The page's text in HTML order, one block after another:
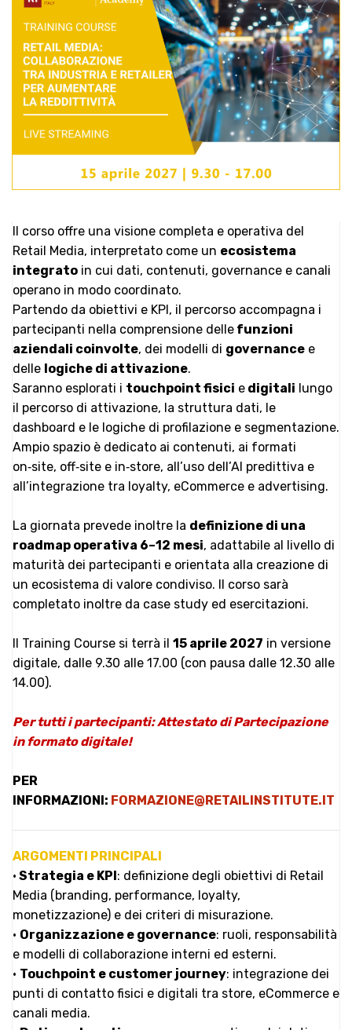
Il corso offre una visione completa e operativa del
Retail Media, interpretato come un ecosistema
integrato in cui dati, contenuti, governance e canali
operano in modo coordinato.
Partendo da obiettivi e KPI, il percorso accompagna i
partecipanti nella comprensione delle funzioni
aziendali coinvolte, dei modelli di governance e
delle logiche di attivazione.
Saranno esplorati i touchpoint fisici e digitali lungo
il percorso di attivazione, la struttura dati, le
dashboard e le logiche di profilazione e segmentazione.
Ampio spazio è dedicato ai contenuti, ai formati
on‑site, off‑site e in‑store, all’uso dell’AI predittiva e
all’integrazione tra loyalty, eCommerce e advertising.
La giornata prevede inoltre la definizione di una
roadmap operativa 6–12 mesi, adattabile al livello di
maturità dei partecipanti e orientata alla creazione di
un ecosistema di valore condiviso. Il corso sarà
completato inoltre da case study ed esercitazioni.
Il Training Course si terrà il 15 aprile 2027 in versione
digitale, dalle 9.30 alle 17.00 (con pausa dalle 12.30 alle
14.00).
Per tutti i partecipanti: Attestato di Partecipazione
in formato digitale!
PER
INFORMAZIONI: FORMAZIONE@RETAILINSTITUTE.IT
ARGOMENTI PRINCIPALI
• Strategia e KPI: definizione degli obiettivi di Retail
Media (branding, performance, loyalty,
monetizzazione) e dei criteri di misurazione.
• Organizzazione e governance: ruoli, responsabilità
e modelli di collaborazione interni ed esterni.
• Touchpoint e customer journey: integrazione dei
punti di contatto fisici e digitali tra store, eCommerce e
canali media.